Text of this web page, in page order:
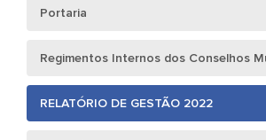
Portaria
Regimentos Internos dos Conselhos
RELATÓRIO DE GESTÃO 2022